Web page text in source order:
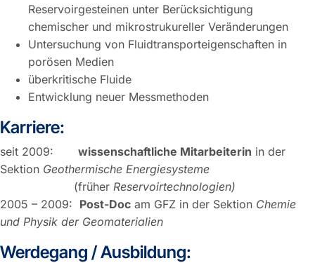
Reservoirgesteinen unter Berücksichtigung
chemischer und mikrostrukureller Veränderungen
Untersuchung von Fluidtransporteigenschaften in
porösen Medien
überkritische Fluide
Entwicklung neuer Messmethoden
Karriere:
seit 2009: wissenschaftliche Mitarbeiterin in der
Sektion Geothermische Energiesysteme
(früher Reservoirtechnologien)
2005 – 2009: Post-Doc am GFZ in der Sektion Chemie
und Physik der Geomaterialien
Werdegang / Ausbildung: